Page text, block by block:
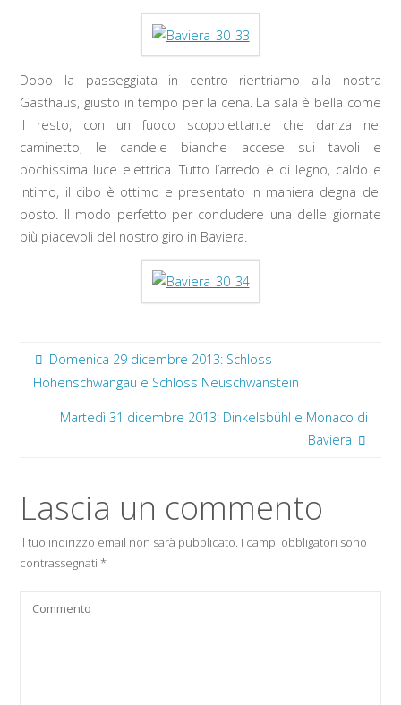
Dopo la passeggiata in centro rientriamo alla nostra
Gasthaus, giusto in tempo per la cena. La sala è bella come
il resto, con un fuoco scoppiettante che danza nel
caminetto, le candele bianche accese sui tavoli e
pochissima luce elettrica. Tutto l’arredo è di legno, caldo e
intimo, il cibo è ottimo e presentato in maniera degna del
posto. Il modo perfetto per concludere una delle giornate
più piacevoli del nostro giro in Baviera.
Domenica 29 dicembre 2013: Schloss
Hohenschwangau e Schloss Neuschwanstein
Martedì 31 dicembre 2013: Dinkelsbühl e Monaco di
Baviera
Lascia un commento
Il tuo indirizzo email non sarà pubblicato. I campi obbligatori sono
contrassegnati*